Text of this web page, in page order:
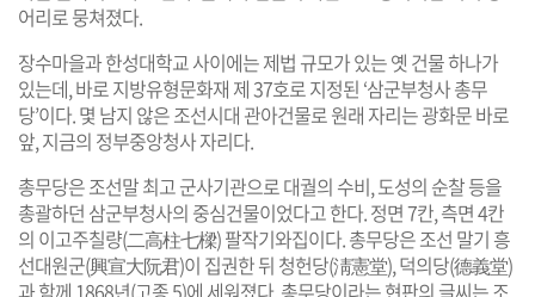
어리로 뭉쳐졌다.
장수마을과 한성대학교 사이에는 제법 규모가 있는 옛 건물 하나가
있는데, 바로 지방유형문화재 제 37호로 지정된 ‘삼군부청사 총무
당’이다. 몇 남지 않은 조선시대 관아건물로 원래 자리는 광화문 바로
앞, 지금의 정부중앙청사 자리다.
총무당은 조선말 최고 군사기관으로 대궐의 수비, 도성의 순찰 등을
총괄하던 삼군부청사의 중심건물이었다고 한다. 정면 7칸, 측면 4칸
의 이고주칠량(二高柱七樑) 팔작기와집이다. 총무당은 조선 말기 흥
선대원군(興宣大阮君)이 집권한 뒤 청헌당(淸憲堂), 덕의당(德義堂)